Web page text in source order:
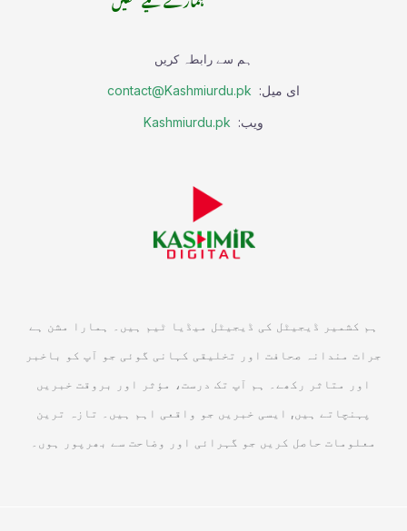
ہم سے رابطہ کریں
ای میل: contact@Kashmiurdu.pk
ویب: Kashmiurdu.pk
ہم کشمیر ڈیجیٹل کی ڈیجیٹل میڈیا ٹیم ہیں۔ ہمارا مشن ہے
جرات مندانہ صحافت اور تخلیقی کہانی گوئی جو آپ کو باخبر
اور متاثر رکھے۔ ہم آپ تک درست، مؤثر اور بروقت خبریں
پہنچاتے ہیں, ایسی خبریں جو واقعی اہم ہیں۔ تازہ ترین
معلومات حاصل کریں جو گہرائی اور وضاحت سے بھرپور ہوں۔